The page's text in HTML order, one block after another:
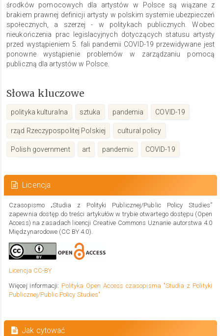
środków pomocowych dla artystów w Polsce są wiązane z
brakiem prawnej definicji artysty w polskim systemie ubezpieczeń
społecznych, a szerzej - w politykach publicznych. Wobec
nieukończenia prac legislacyjnych dotyczących statusu artysty
przed wystąpieniem 5. fali pandemii COVID-19 przewidywane jest
ponowne wystąpienie problemów w zarządzaniu pomocą
publiczną dla artystów w Polsce.
Słowa kluczowe
polityka kulturalna sztuka pandemia COVID-19
rząd Rzeczypospolitej Polskiej cultural policy
Polish government art pandemic COVID-19
artykułu
Licencja
Czasopismo „Studia z Polityki Publicznej/Public Policy Studies”
zapewnia dostęp do treści artykułów w trybie otwartego dostępu (Open
Access) na zasadach licencji Creative Commons Uznanie autorstwa 4.0
Międzynarodowe (CC BY 4.0).
Licencja CC-BY
Więcej informacji: Polityka Open Access czasopisma "Studia z Polityki
Publicznej/Public Policy Studies"
Jak cytować